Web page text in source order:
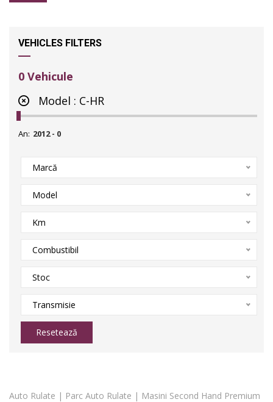
VEHICLES FILTERS
0 Vehicule
Model : C-HR
An:
Marcă
Model
Km
Combustibil
Stoc
Transmisie
Resetează
Auto Rulate | Parc Auto Rulate | Masini Second Hand Premium